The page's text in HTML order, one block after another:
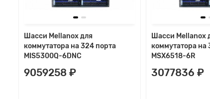
Шасси Mellanox для
коммутатора на 324 порта
MIS5300Q-6DNC
9059258 ₽
Шасси Mellanox
коммутатора на
MSX6518-6R
3077836 ₽